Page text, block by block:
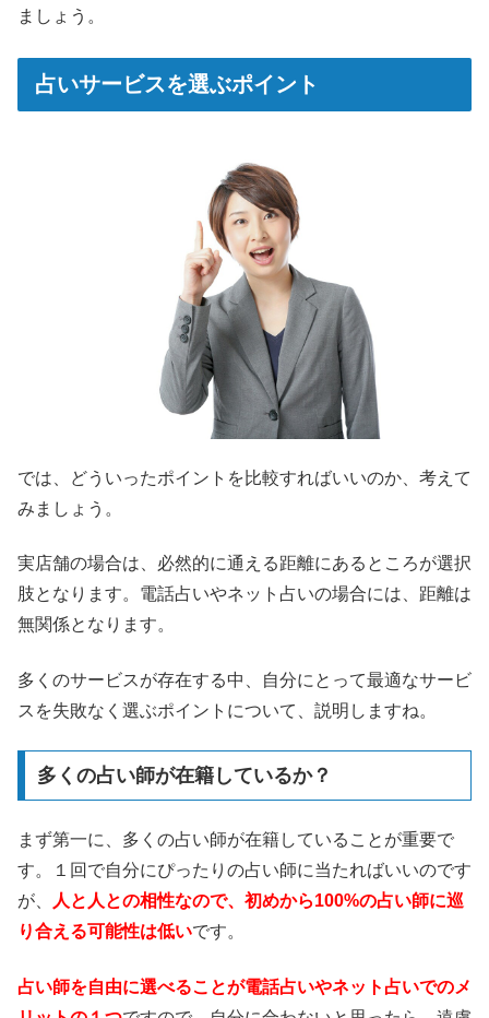
ましょう。
占いサービスを選ぶポイント
では、どういったポイントを比較すればいいのか、考えて
みましょう。
実店舗の場合は、必然的に通える距離にあるところが選択
肢となります。電話占いやネット占いの場合には、距離は
無関係となります。
多くのサービスが存在する中、自分にとって最適なサービ
スを失敗なく選ぶポイントについて、説明しますね。
多くの占い師が在籍しているか？
まず第一に、多くの占い師が在籍していることが重要で
す。１回で自分にぴったりの占い師に当たればいいのです
が、
人と人との相性なので、初めから100%の占い師に巡
り合える可能性は低いです。
占い師を自由に選べることが電話占いやネット占いでのメ